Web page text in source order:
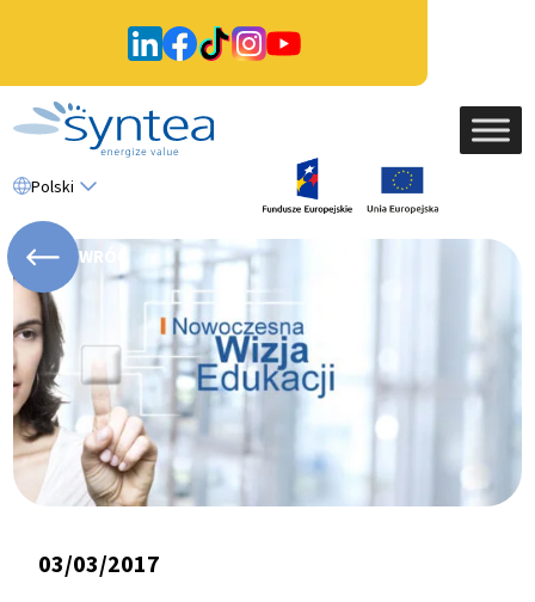
Polski
WRÓĆ
03/03/2017